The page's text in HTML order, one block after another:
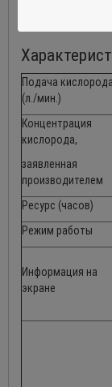
Подача
(л./мин.)
Концентрация
кислорода,
заявленная
производителем
Ресурс (часов)
Режим работы
Информация на
экране